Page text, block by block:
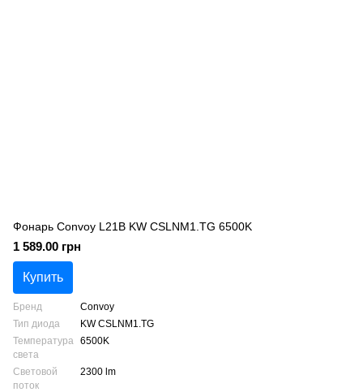
Фонарь Convoy L21B KW CSLNM1.TG 6500K
1 589.00 грн
Купить
Бренд
Convoy
Тип диода
KW CSLNM1.TG
Температура
света
6500K
Световой
поток
2300 lm